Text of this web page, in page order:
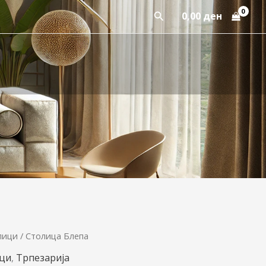
Пребарај
0,00 ден
/ Столица Блепа
, Трпезарија